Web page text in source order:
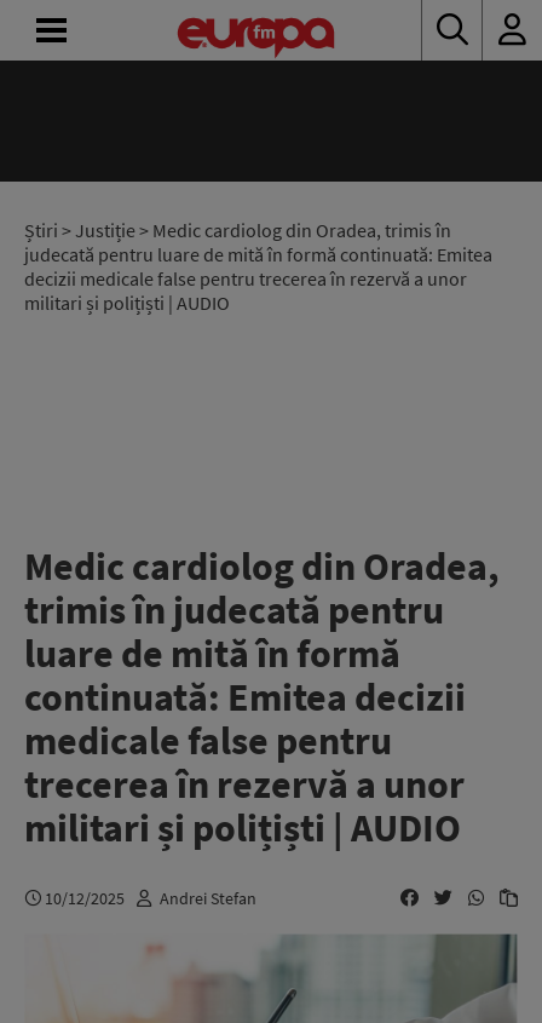
Știri > Justiție> Medic cardiolog din Oradea, trimis în
judecată pentru luare de mită în formă continuată: Emitea
decizii medicale false pentru trecerea în rezervă a unor
militari și polițiști | AUDIO
Medic cardiolog din Oradea,
trimis în judecată pentru
luare de mită în formă
continuată: Emitea decizii
medicale false pentru
trecerea în rezervă a unor
militari și polițiști | AUDIO
10/12/2025 Andrei Stefan
RADIO
CONCURSURI